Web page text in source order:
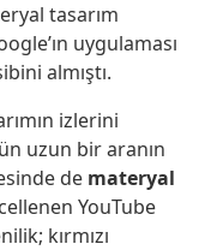
tasarım
uygulaması
almıştı.
izlerini
uzun bir aranın
de materyal
YouTube
kırmızı